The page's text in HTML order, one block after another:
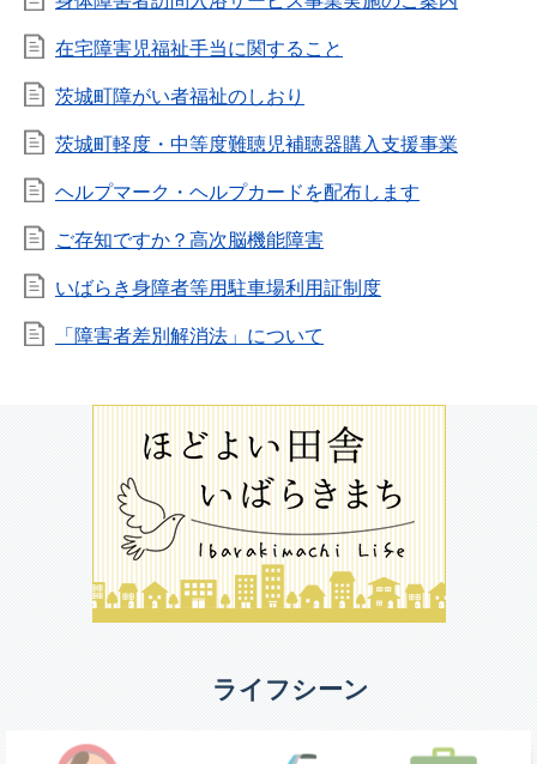
在宅障害児福祉手当に関すること
茨城町障がい者福祉のしおり
茨城町軽度・中等度難聴児補聴器購入支援事業
ヘルプマーク・ヘルプカードを配布します
ご存知ですか？高次脳機能障害
いばらき身障者等用駐車場利用証制度
「障害者差別解消法」について
ライフシーン